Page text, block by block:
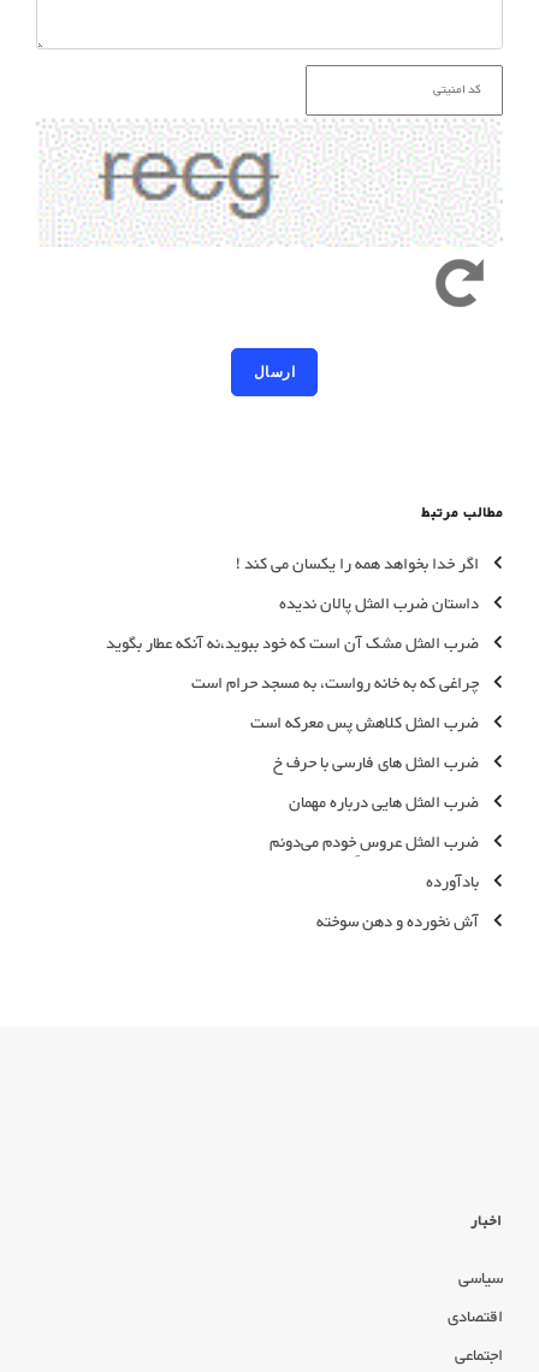
مطالب مرتبط
اگر خدا بخواهد همه را یکسان می کند !
داستان ضرب المثل پالان ندیده
ضرب المثل مشک آن است که خود ببوید،نه آنکه عطار بگوید
چراغی که به خانه رواست، به مسجد حرام است
ضرب المثل کلاهش پس معرکه است
ضرب المثل های فارسی با حرف خ
ضرب المثل هایی درباره مهمان
ضرب المثل عروس ِخودم می‌دونم
بادآورده
آش نخورده و دهن سوخته
اخبار
سیاسی
اقتصادی
اجتماعی